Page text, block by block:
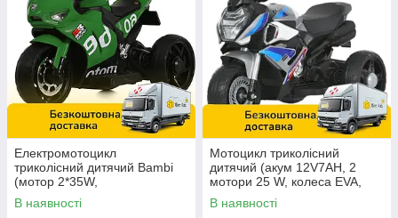
Електромотоцикл
триколісний дитячий Bambi
(мотор 2*35W,
аккум.1*12V4,5AH, EVA) M
6265EL-5 Зелений
В наявності
Мотоцикл триколісний
дитячий (акум 12V7AH, 2
мотори 25 W, колеса EVA,
музика, світло, USB) M
6262EL-11 Сірий
В наявності